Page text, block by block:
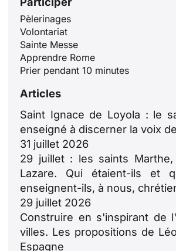
Pèlerinages
Volontariat
Sainte Messe
Apprendre Rome
Prier pendant 10 minutes
Articles
Saint Ignace de Loyola : le
enseigné à discerner la voix
31 juillet 2026
29 juillet : les saints
Lazare. Qui étaient-ils et
enseignent-ils, à nous,
29 juillet 2026
Construire en s'inspirant de
villes. Les propositions de
Espagne